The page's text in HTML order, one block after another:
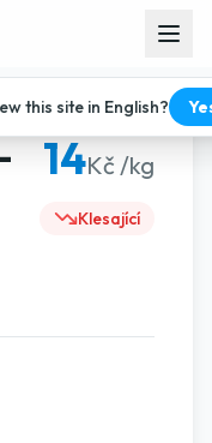
this site in English?
14Kč /kg
Klesající